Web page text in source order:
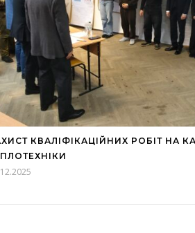
КВАЛІФІКАЦІЙНИХ РОБІТ НА